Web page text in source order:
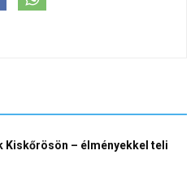
Kiskőrösön – élményekkel teli